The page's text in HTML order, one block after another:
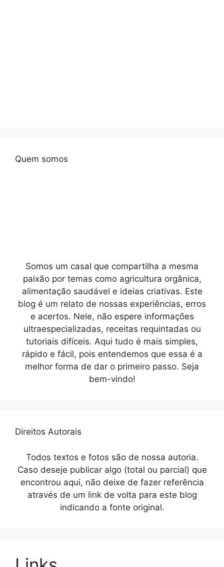
Quem somos
Somos um casal que compartilha a mesma
paixão por temas como agricultura orgânica,
alimentação saudável e ideias criativas. Este
blog é um relato de nossas experiências, erros
e acertos. Nele, não espere informações
ultraespecializadas, receitas requintadas ou
tutoriais difíceis. Aqui tudo é mais simples,
rápido e fácil, pois entendemos que essa é a
melhor forma de dar o primeiro passo. Seja
bem-vindo!
Direitos Autorais
Todos textos e fotos são de nossa autoria.
Caso deseje publicar algo (total ou parcial) que
encontrou aqui, não deixe de fazer referência
através de um link de volta para este blog
indicando a fonte original.